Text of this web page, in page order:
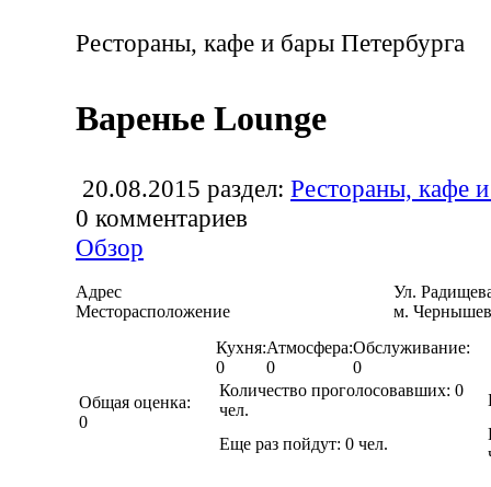
Рестораны, кафе и бары Петербурга
Варенье Lounge
20.08.2015 раздел: Рестораны, кафе
0 комментариев
Обзор
Адрес
Ул.
Месторасположение
м.
Общая оценка:
0
Кухня:
0
Атмосфера:
0
Обслуживание:
0
Количество проголосовавших: 0
чел.
Еще раз пойдут: 0 чел.